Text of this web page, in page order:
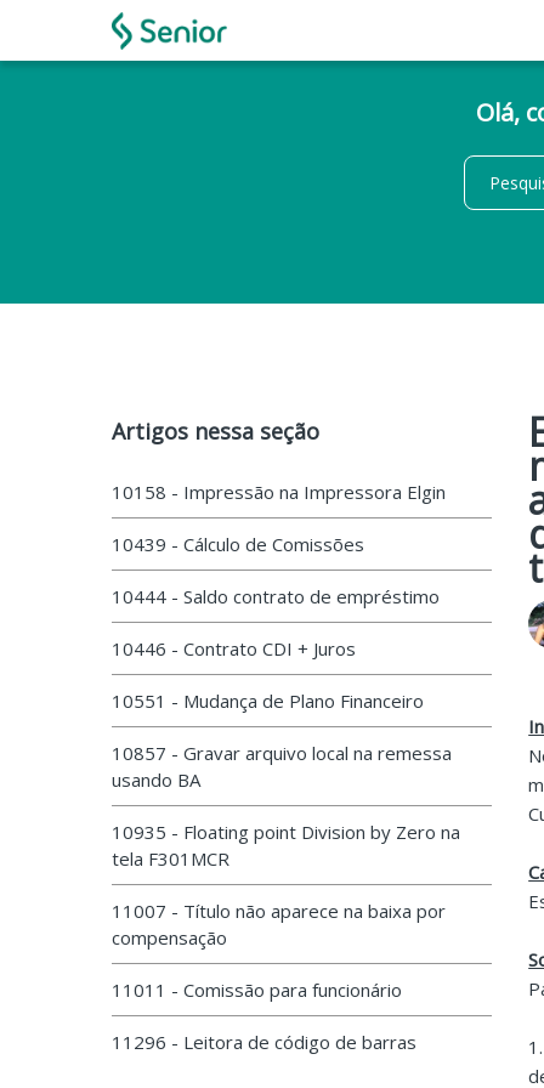
Olá,
Artigos nessa seção
10158 - Impressão na Impressora Elgin
10439 - Cálculo de Comissões
10444 - Saldo contrato de empréstimo
10446 - Contrato CDI + Juros
10551 - Mudança de Plano Financeiro
10857 - Gravar arquivo local na remessa
usando BA
10935 - Floating point Division by Zero na
tela F301MCR
11007 - Título não aparece na baixa por
compensação
11011 - Comissão para funcionário
11296 - Leitora de código de barras